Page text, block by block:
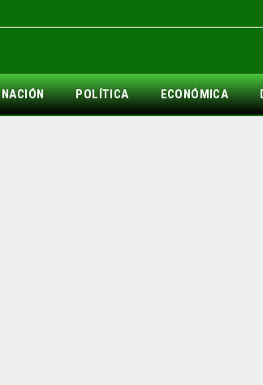
NACIÓN POLÍTICA ECONÓMICA